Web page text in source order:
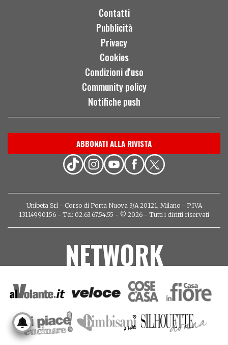
Contatti
Pubblicità
Privacy
Cookies
Condizioni d'uso
Community policy
Notifiche push
ABBONATI ALLA RIVISTA
Unibeta Srl - Corso di Porta Nuova 3/A 20121, Milano - P.IVA
13114990156 - Tel: 02.63.67.54.55 - © 2026 - Tutti i diritti riservati
NETWORK